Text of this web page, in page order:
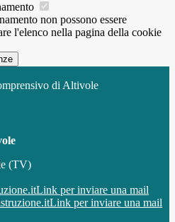
non possono essere
l'elenco nella pagina della cookie
di Altivole
(TV)
Link per inviare una mail
Link per inviare una mail